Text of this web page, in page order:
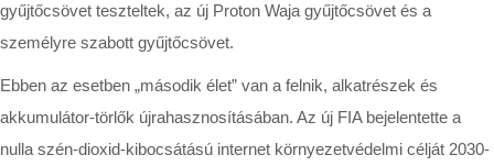
gyűjtőcsövet teszteltek, az új Proton Waja gyűjtőcsövet és a
személyre szabott gyűjtőcsövet.
Ebben az esetben „második élet” van a felnik, alkatrészek és
akkumulátor-törlők újrahasznosításában. Az új FIA bejelentette a
nulla szén-dioxid-kibocsátású internet környezetvédelmi célját 2030-